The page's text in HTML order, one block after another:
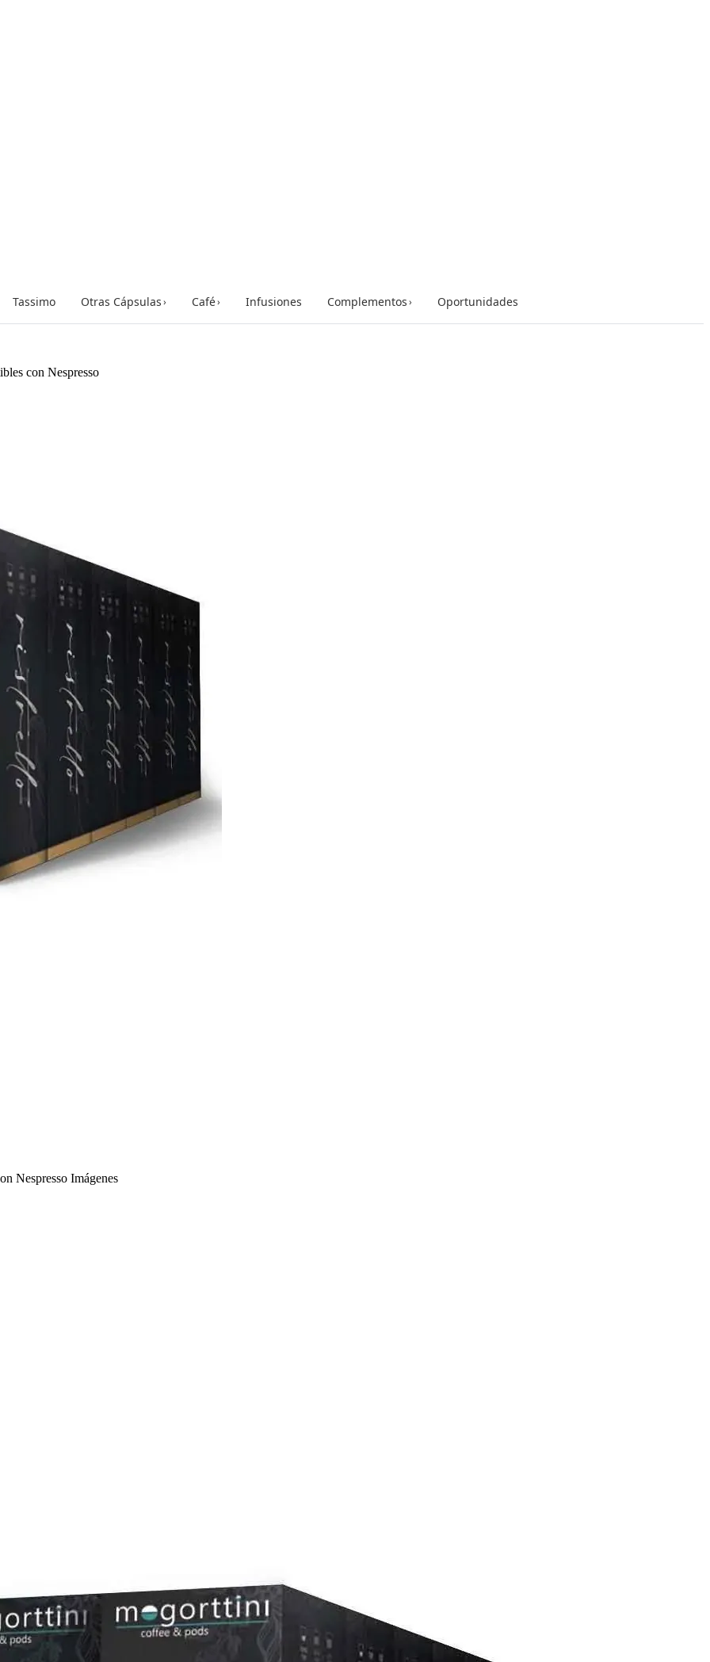
Tassimo Otras Cápsulas› Café› Infusiones Complementos› Oportunidades
con Nespresso
Nespresso Imágenes